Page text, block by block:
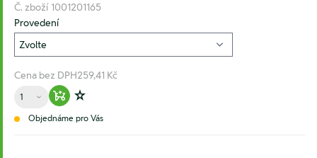
Č. zboží 1001201165
Provedení
Cena bez DPH259,41 Kč
Množství
Warenkorb hinzufügen
Zur Wunschliste hinzufügen
Objednáme pro Vás